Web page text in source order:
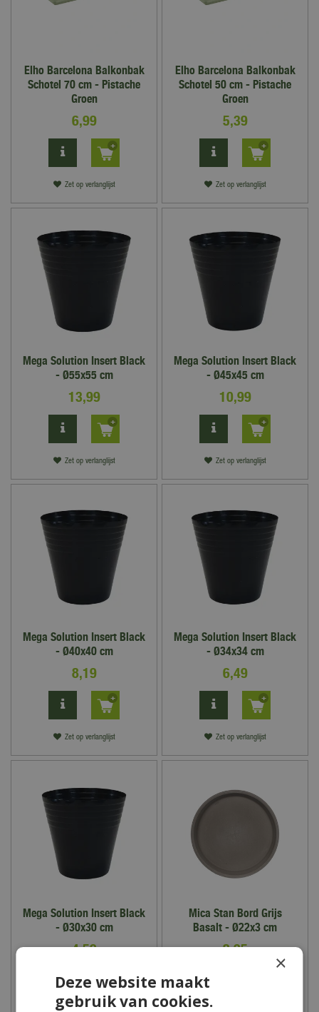
Elho Barcelona Balkonbak
Schotel 70 cm - Pistache
Groen
6,99
Zet op verlanglijst
Elho Barcelona Balkonbak
Schotel 50 cm - Pistache
Groen
5,39
Zet op verlanglijst
Mega Solution Insert Black
- Ø55x55 cm
13,99
Zet op verlanglijst
Mega Solution Insert Black
- Ø45x45 cm
10,99
Zet op verlanglijst
Mega Solution Insert Black
- Ø40x40 cm
8,19
Zet op verlanglijst
Mega Solution Insert Black
- Ø34x34 cm
6,49
Zet op verlanglijst
Mega Solution Insert Black
- Ø30x30 cm
4,59
Mica Stan Bord Grijs
Basalt - Ø22x3 cm
2,95
×
Deze website maakt
gebruik van cookies.